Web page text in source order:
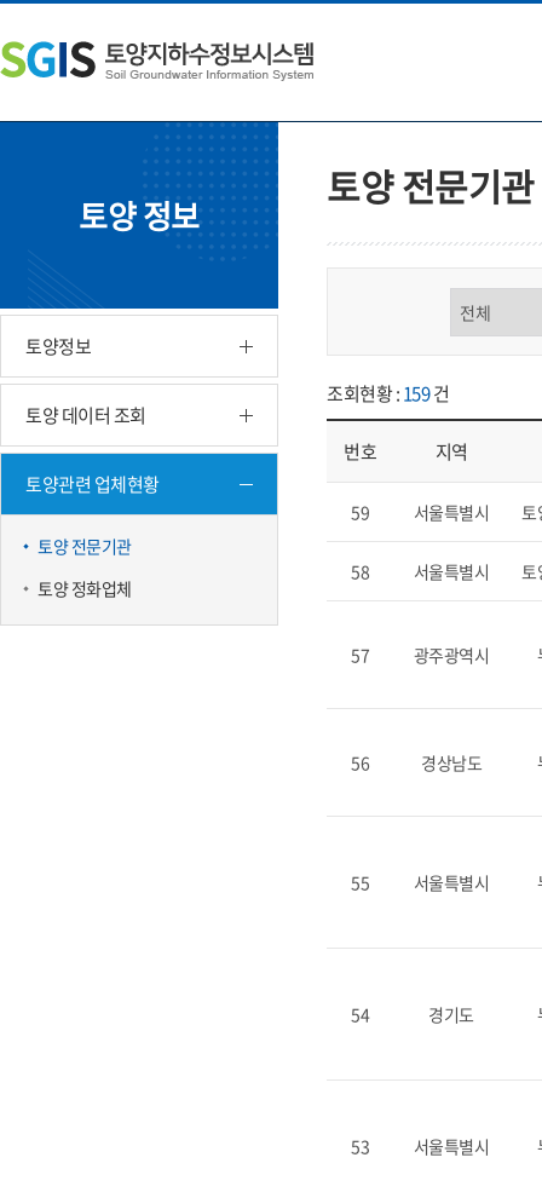
문
내
용
쪽
메
뉴
단
주
소
토양 정보
토양정보
토양 데이터 조회
토양관련 업체현황
토양 전문기관
토양 정화업체
토양 전문기관
조회현황 :159건
번호 지역
59 서울특별시 토
58 서울특별시 토
57 광주광역시
56 경상남도
55 서울특별시
54 경기도
53 서울특별시